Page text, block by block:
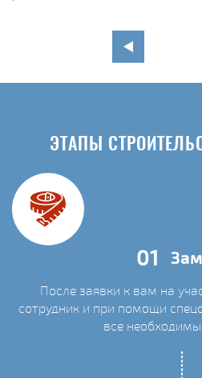
ЭТАПЫ
01
После заявки к вам на
сотрудник и при помощи
все